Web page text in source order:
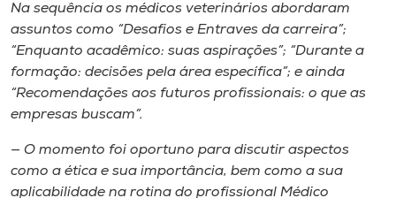
Na sequência os médicos veterinários abordaram
assuntos como “Desafios e Entraves da carreira”;
“Enquanto acadêmico: suas aspirações”; “Durante a
formação: decisões pela área específica”; e ainda
“Recomendações aos futuros profissionais: o que as
empresas buscam”.
— O momento foi oportuno para discutir aspectos
como a ética e sua importância, bem como a sua
aplicabilidade na rotina do profissional Médico